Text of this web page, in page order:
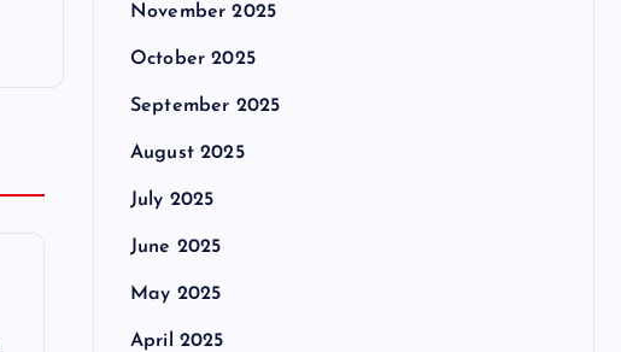
November 2025
October 2025
September 2025
August 2025
July 2025
June 2025
May 2025
April 2025